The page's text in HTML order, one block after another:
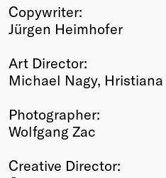
Copywriter:
Jürgen Heimhofer
Art Director:
Michael Nagy, Hristiana
Photographer:
Wolfgang Zac
Creative Director: